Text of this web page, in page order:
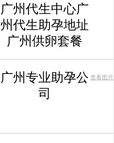
广州代生中心广
州代生助孕地址
广州供卵套餐
广州专业助孕公
司
查看图片